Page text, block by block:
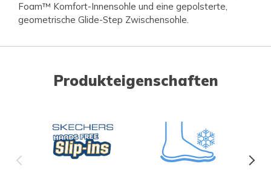
Foam™ Komfort-Innensohle und eine gepolsterte,
geometrische Glide-Step Zwischensohle.
Produkteigenschaften